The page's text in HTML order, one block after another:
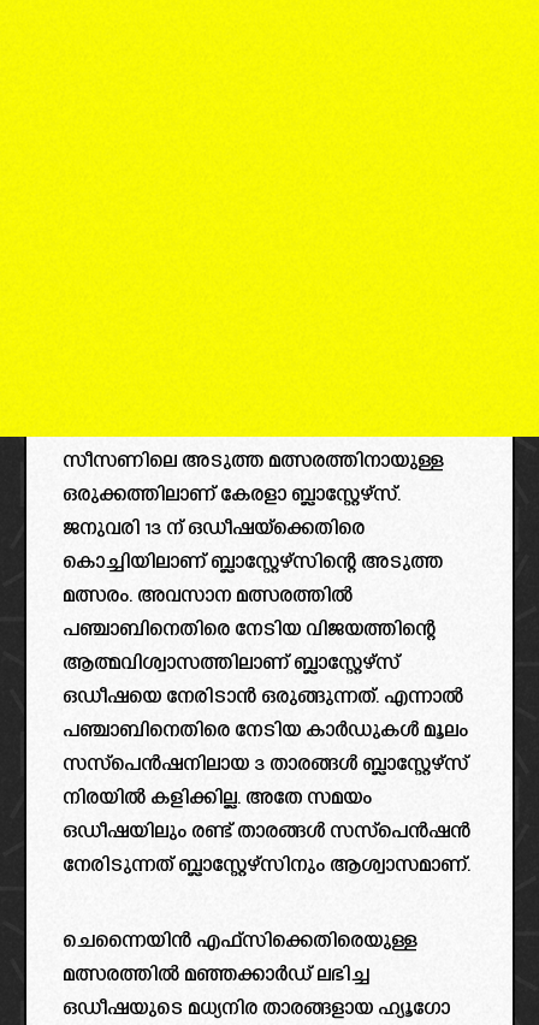
സീസണിലെ അടുത്ത മത്സരത്തിനായുള്ള
ഒരുക്കത്തിലാണ് കേരളാ ബ്ലാസ്റ്റേഴ്‌സ്.
ജനുവരി 13 ന് ഒഡീഷയ്ക്കെതിരെ
കൊച്ചിയിലാണ് ബ്ലാസ്റ്റേഴ്സിന്റെ അടുത്ത
മത്സരം. അവസാന മത്സരത്തിൽ
പഞ്ചാബിനെതിരെ നേടിയ വിജയത്തിന്റെ
ആത്മവിശ്വാസത്തിലാണ് ബ്ലാസ്റ്റേഴ്‌സ്
ഒഡീഷയെ നേരിടാൻ ഒരുങ്ങുന്നത്. എന്നാൽ
പഞ്ചാബിനെതിരെ നേടിയ കാർഡുകൾ മൂലം
സസ്‌പെൻഷനിലായ 3 താരങ്ങൾ ബ്ലാസ്റ്റേഴ്‌സ്
നിരയിൽ കളിക്കില്ല. അതേ സമയം
ഒഡീഷയിലും രണ്ട് താരങ്ങൾ സസ്‌പെൻഷൻ
നേരിടുന്നത് ബ്ലാസ്റ്റേഴ്സിനും ആശ്വാസമാണ്.
ചെന്നൈയിൻ എഫ്സിക്കെതിരെയുള്ള
മത്സരത്തിൽ മഞ്ഞക്കാർഡ് ലഭിച്ച
ഒഡീഷയുടെ മധ്യനിര താരങ്ങളായ ഹ്യൂഗോ